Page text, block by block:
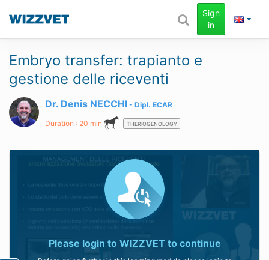
Sign
in
Embryo transfer: trapianto e
gestione delle riceventi
Dr. Denis NECCHI Dipl. ECAR
Duration : 20 min THERIOGENOLOGY
Please login to WIZZVET to continue